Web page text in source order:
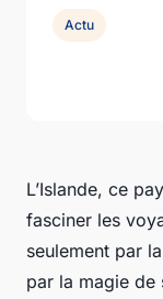
L’Islande, ce
fasciner les
seulement par
par la magie de
Actu